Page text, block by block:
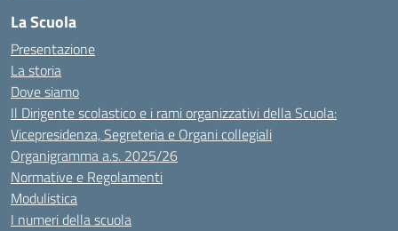
La Scuola
Presentazione
La storia
Dove siamo
Il Dirigente scolastico e i rami organizzativi della Scuola:
Vicepresidenza, Segreteria e Organi collegiali
Organigramma a.s. 2025/26
Normative e Regolamenti
Modulistica
I numeri della scuola